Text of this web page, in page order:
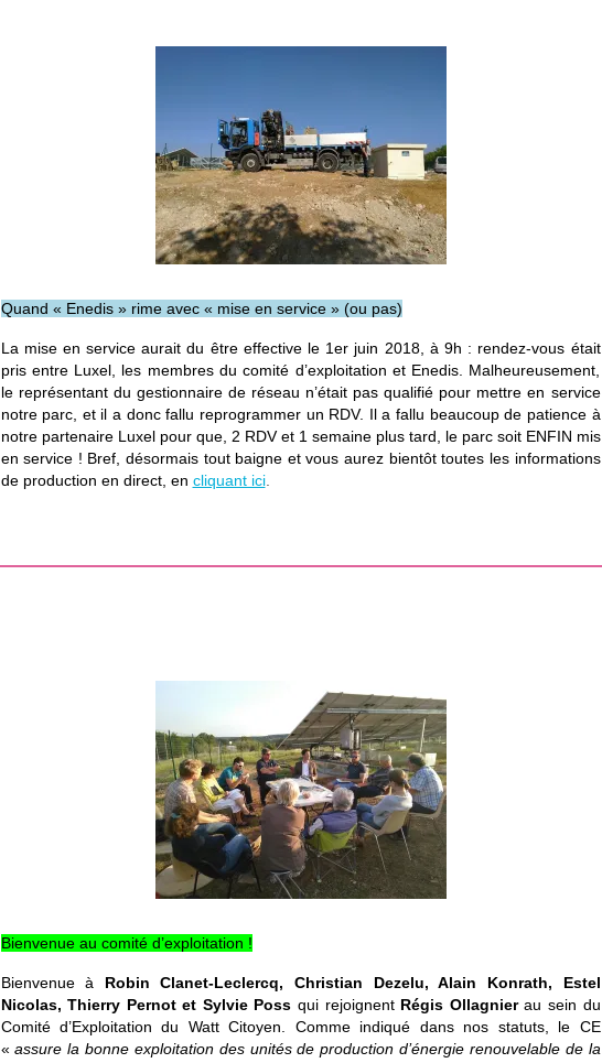
Quand « Enedis » rime avec « mise en service » (ou pas)
La mise en service aurait du être effective le 1er juin 2018, à 9h : rendez-vous était
pris entre Luxel, les membres du comité d’exploitation et Enedis. Malheureusement,
le représentant du gestionnaire de réseau n’était pas qualifié pour mettre en service
notre parc, et il a donc fallu reprogrammer un RDV. Il a fallu beaucoup de patience à
notre partenaire Luxel pour que, 2 RDV et 1 semaine plus tard, le parc soit ENFIN mis
en service ! Bref, désormais tout baigne et vous aurez bientôt toutes les informations
de production en direct, en cliquant ici.
Bienvenue au comité d’exploitation !
Bienvenue à Robin Clanet-Leclercq, Christian Dezelu, Alain Konrath, Estel
Nicolas, Thierry Pernot et Sylvie Poss qui rejoignent Régis Ollagnierau sein du
Comité d’Exploitation du Watt Citoyen. Comme indiqué dans nos statuts, le CE
«assure la bonne exploitation des unités de production d’énergie renouvelable de la